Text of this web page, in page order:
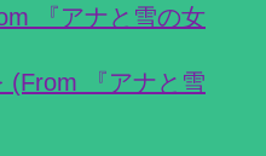
『アナと雪の女
(From 『アナと雪